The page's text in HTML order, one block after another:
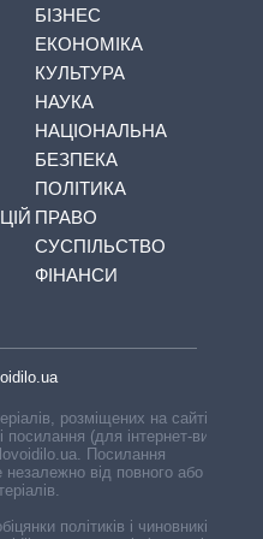
БІЗНЕС
ЕКОНОМІКА
КУЛЬТУРА
НАУКА
НАЦІОНАЛЬНА
БЕЗПЕКА
ПОЛІТИКА
ПРАВО
СУСПІЛЬСТВО
ФІНАНСИ
розміщених на сайті,
(для інтернет-видань
Посилання
незалежно від повного або
політиків і чиновників,